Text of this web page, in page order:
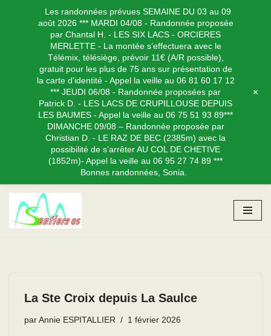
Aller
au
La Ste Croix depuis La Saulce
par Annie ESPITALLIER 1 février 2026
Les randonnées prévues SEMAINE DU 03 au 09
août 2026 *** MARDI 04/08 - Randonnée proposée
par Chantal H. - LES SIX LACS - ORCIERES
MERLETTE - La montée s’effectuera avec le
Télémix, télésiège, prévoir 11€ (A/R possible),
gratuit pour les plus de 75 ans sur présentation de
la carte d'identité - Appel la veille au 06 81 60 17 12
*** JEUDI 06/08 - Randonnée proposées par
Patrick D. - LES LACS DE CRUPILLOUSE DEPUIS
LES BAUMES - Appel la veille au 06 75 51 93 89***
DIMANCHE 09/08 – Randonnée proposée par
Christian D. - LE RAZ DE BEC (2385m) avec la
possibilité de s’arrêter AU COL DE CHETIVE
(1852m)- Appel la veille au 06 95 27 74 89 ***
Bonnes randonnées, Sonia.
+